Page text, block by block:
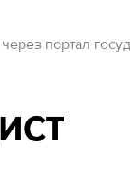
портал